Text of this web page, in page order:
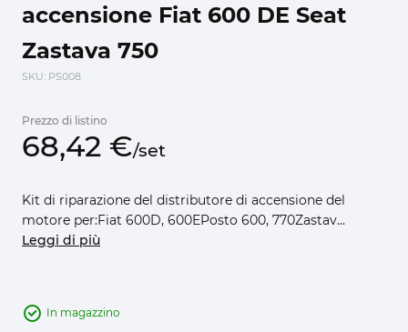
accensione Fiat 600 DE Seat
Zastava 750
SKU: PS008
Prezzo di listino
68,42 €/set
Kit di riparazione del distributore di accensione del
motore per:Fiat 600D, 600EPosto 600, 770Zastav...
Leggi di più
In magazzino